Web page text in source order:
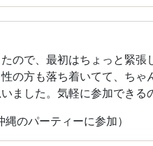
ので、最初はちょっと緊
の方も落ち着いてて、ち
ました。気軽に参加できる
のパーティーに参加）